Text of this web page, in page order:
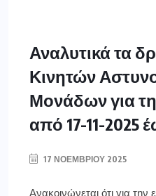
Αναλυτικά τα
Κινητών
Μονάδων για
από 17-11-2025
17 ΝΟΕΜΒΡΊΟΥ 2025
Ανακοινώνεται ότι για